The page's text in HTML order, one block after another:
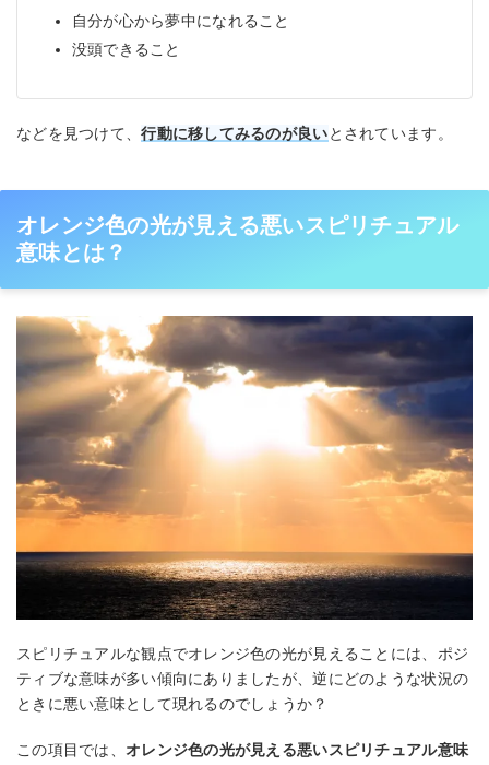
自分が心から夢中になれること
没頭できること
などを見つけて、行動に移してみるのが良いとされています。
オレンジ色の光が見える悪いスピリチュアル
意味とは？
スピリチュアルな観点でオレンジ色の光が見えることには、ポジ
ティブな意味が多い傾向にありましたが、逆にどのような状況の
ときに悪い意味として現れるのでしょうか？
この項目では、 オレンジ色の光が見える悪いスピリチュアル意味